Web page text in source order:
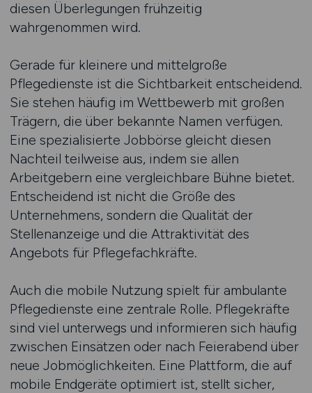
diesen Überlegungen frühzeitig
wahrgenommen wird.
Gerade für kleinere und mittelgroße
Pflegedienste ist die Sichtbarkeit entscheidend.
Sie stehen häufig im Wettbewerb mit großen
Trägern, die über bekannte Namen verfügen.
Eine spezialisierte Jobbörse gleicht diesen
Nachteil teilweise aus, indem sie allen
Arbeitgebern eine vergleichbare Bühne bietet.
Entscheidend ist nicht die Größe des
Unternehmens, sondern die Qualität der
Stellenanzeige und die Attraktivität des
Angebots für Pflegefachkräfte.
Auch die mobile Nutzung spielt für ambulante
Pflegedienste eine zentrale Rolle. Pflegekräfte
sind viel unterwegs und informieren sich häufig
zwischen Einsätzen oder nach Feierabend über
neue Jobmöglichkeiten. Eine Plattform, die auf
mobile Endgeräte optimiert ist, stellt sicher,